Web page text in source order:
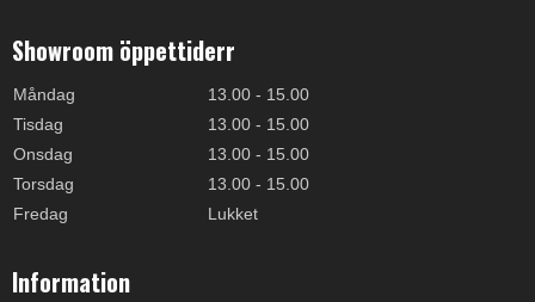
Showroom öppettiderr
Måndag
13.00 - 15.00
Tisdag
13.00 - 15.00
Onsdag
13.00 - 15.00
Torsdag
13.00 - 15.00
Fredag
Lukket
Information